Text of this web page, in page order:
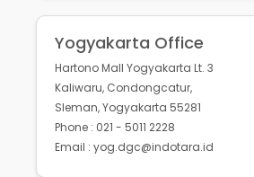
Yogyakarta Office
Hartono Mall Yogyakarta Lt. 3
Kaliwaru, Condongcatur,
Sleman, Yogyakarta 55281
Phone : 021 - 5011 2228
Email : yog.dgc@indotara.id